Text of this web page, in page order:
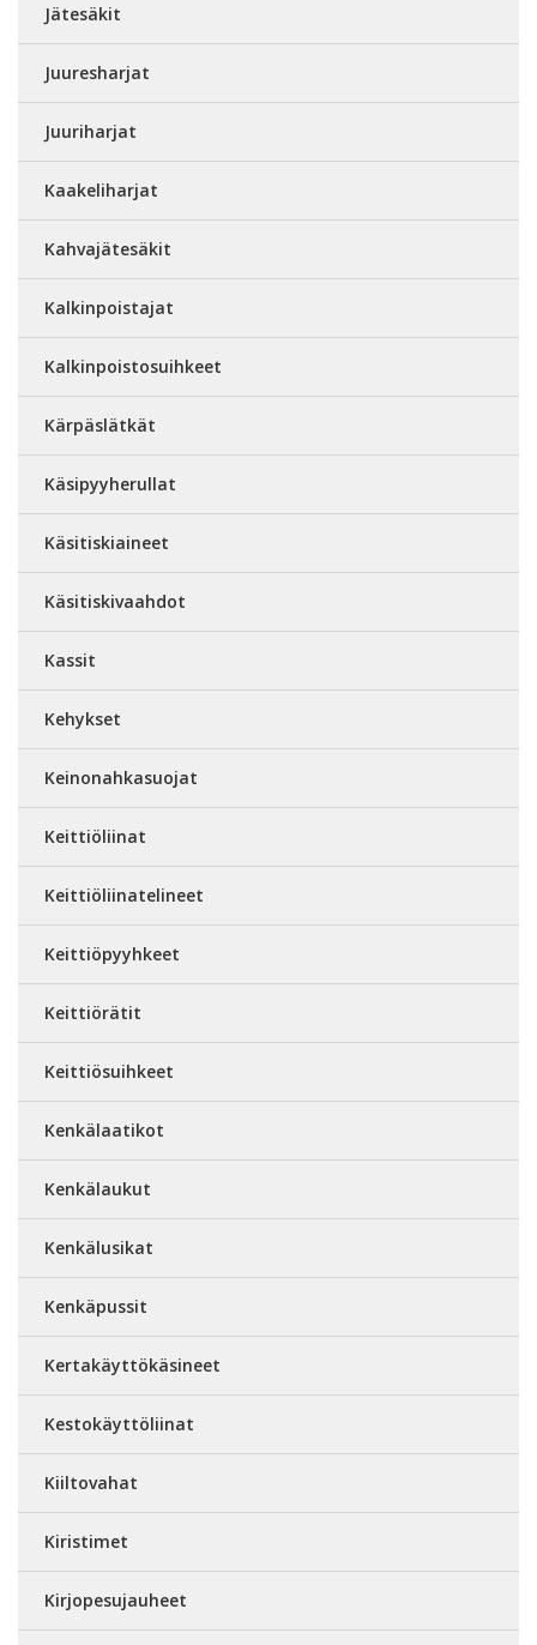
Jätesäkit
Juuresharjat
Juuriharjat
Kaakeliharjat
Kahvajätesäkit
Kalkinpoistajat
Kalkinpoistosuihkeet
Kärpäslätkät
Käsipyyherullat
Käsitiskiaineet
Käsitiskivaahdot
Kassit
Kehykset
Keinonahkasuojat
Keittiöliinat
Keittiöliinatelineet
Keittiöpyyhkeet
Keittiörätit
Keittiösuihkeet
Kenkälaatikot
Kenkälaukut
Kenkälusikat
Kenkäpussit
Kertakäyttökäsineet
Kestokäyttöliinat
Kiiltovahat
Kiristimet
Kirjopesujauheet